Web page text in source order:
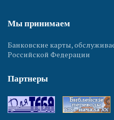
Мы принимаем
Банковские карты,
Российской Федерации
Партнеры